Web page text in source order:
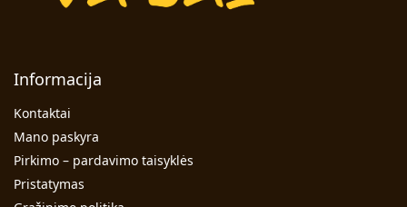
Informacija
Kontaktai
Mano paskyra
Pirkimo – pardavimo taisyklės
Pristatymas